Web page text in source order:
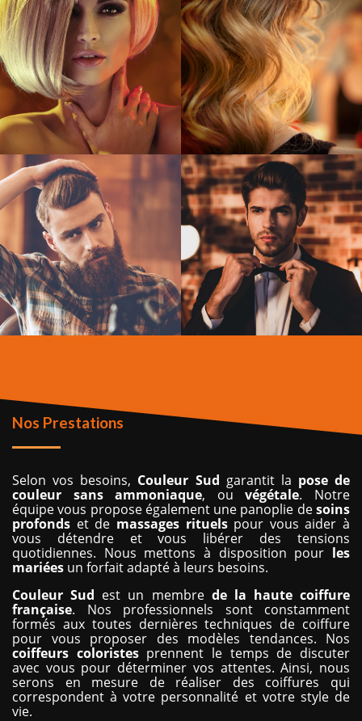
Nos Prestations
Selon vos besoins, Couleur Sud garantit la pose de
couleur
sans ammoniaque, ouvégétale. Notre
équipe vous propose également une panoplie desoins
profonds et de massages rituelspour vous aider à
vous détendre et vous libérer des tensions
quotidiennes. Nous mettons à disposition pour les
mariées un forfait adapté à leurs besoins.
Couleur Sud est un membrede la haute coiffure
française. Nos professionnels sont constamment
formés aux toutes dernières techniques de coiffure
pour vous proposer des modèles tendances. Nos
coiffeurs coloristesprennent le temps de discuter
avec vous pour déterminer vos attentes. Ainsi, nous
serons en mesure de réaliser des coiffures qui
correspondent à votre personnalité et votre style de
vie.